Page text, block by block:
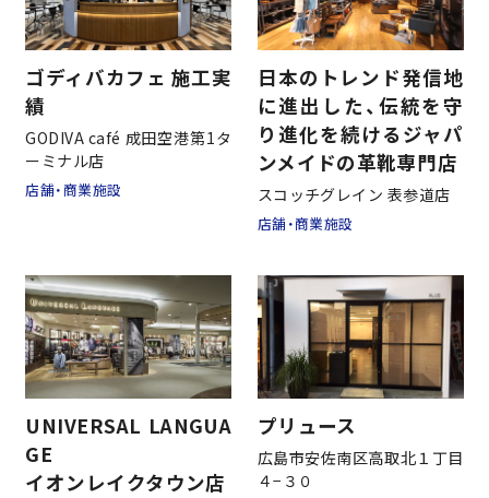
会社情報
事業案内
施工実績
新事業
ゴディバカフェ 施工実
績
GODIVA café 成田空港第1タ
ーミナル店
店舗・商業施設
日本のトレンド発信地
に進出した、伝統を守
り進化を続けるジャパ
ンメイドの革靴専門店
スコッチグレイン 表参道店
店舗・商業施設
UNIVERSAL LANGUA
GE
イオンレイクタウン店
プリュース
広島市安佐南区高取北１丁目
４−３０